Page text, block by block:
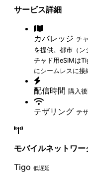
サービス詳細
カバレッジ チ
を提供。都市（ン
チャド用eSIMは
にシームレスに接
配信時間 購入後
テザリング テ
モバイルネットワー
Tigo 低遅延